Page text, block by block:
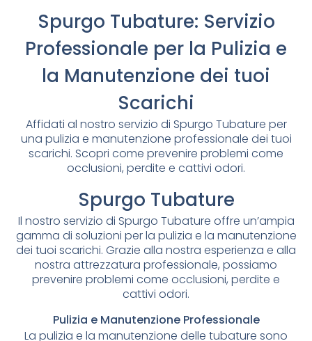
Spurgo Tubature: Servizio
Professionale per la Pulizia e
la Manutenzione dei tuoi
Scarichi
Affidati al nostro servizio di Spurgo Tubature per
una pulizia e manutenzione professionale dei tuoi
scarichi. Scopri come prevenire problemi come
occlusioni, perdite e cattivi odori.
Spurgo Tubature
Il nostro servizio di Spurgo Tubature offre un’ampia
gamma di soluzioni per la pulizia e la manutenzione
dei tuoi scarichi. Grazie alla nostra esperienza e alla
nostra attrezzatura professionale, possiamo
prevenire problemi come occlusioni, perdite e
cattivi odori.
Pulizia e Manutenzione Professionale
La pulizia e la manutenzione delle tubature sono